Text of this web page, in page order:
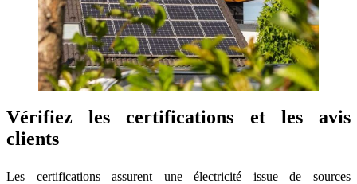
Vérifiez les certifications et les avis
clients
Les certifications assurent une électricité issue de sources